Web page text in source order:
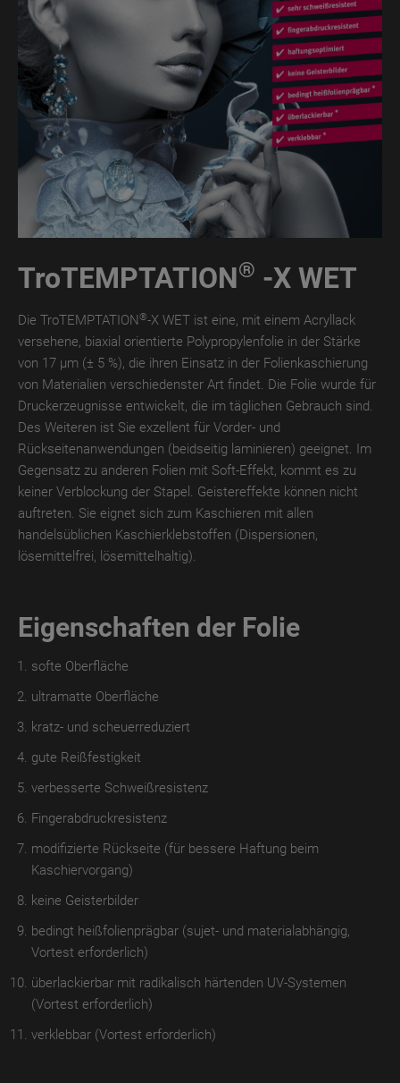
TroROUGH
WET
TroROUGH
THERMO
TroROUGH
DIGITAL
TroWOOD
TroWOOD
TroWOOD
TroLEATHER
TroLEATHER
TroLEATHER
THERMO
TroPROTECT-
X
MATT
WET
TroPROTECT-
X
THERMO
X
MATT
TroPROTECT
GLOSS
TroPROTECT
GLOSS
WET
TroPROTECT
GLOSS
TroTEMPTATION® -X WET
Die TroTEMPTATION®-X WET ist eine, mit einem Acryllack
versehene, biaxial orientierte Polypropylenfolie in der Stärke
von 17 µm (± 5 %), die ihren Einsatz in der Folienkaschierung
von Materialien verschiedenster Art findet. Die Folie wurde für
Druckerzeugnisse entwickelt, die im täglichen Gebrauch sind.
Des Weiteren ist Sie exzellent für Vorder- und
Rückseitenanwendungen (beidseitig laminieren) geeignet. Im
Gegensatz zu anderen Folien mit Soft-Effekt, kommt es zu
keiner Verblockung der Stapel. Geistereffekte können nicht
auftreten. Sie eignet sich zum Kaschieren mit allen
handelsüblichen Kaschierklebstoffen (Dispersionen,
lösemittelfrei, lösemittelhaltig).
Eigenschaften der Folie
softe Oberfläche
ultramatte Oberfläche
kratz- und scheuerreduziert
gute Reißfestigkeit
verbesserte Schweißresistenz
Fingerabdruckresistenz
modifizierte Rückseite (für bessere Haftung beim
Kaschiervorgang)
keine Geisterbilder
bedingt heißfolienprägbar (sujet- und materialabhängig,
Vortest erforderlich)
überlackierbar mit radikalisch härtenden UV-Systemen
(Vortest erforderlich)
verklebbar (Vortest erforderlich)